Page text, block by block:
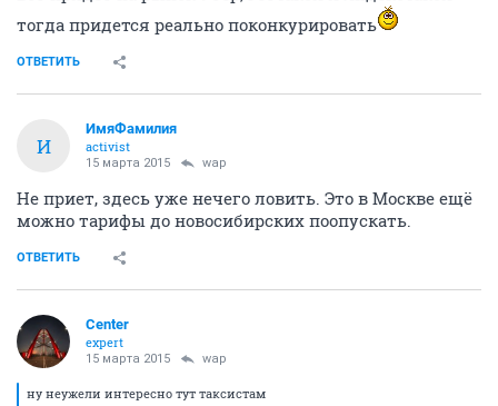
тогда придется реально поконкурировать
ОТВЕТИТЬ
И
ИмяФамилия
activist
15 марта 2015 wap
Не приет, здесь уже нечего ловить. Это в Москве ещё
можно тарифы до новосибирских поопускать.
ОТВЕТИТЬ
Center
expert
15 марта 2015 wap
ну неужели интересно тут таксистам